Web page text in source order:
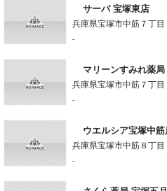
サーバ 宝塚東店
兵庫県宝塚市中筋７丁目
-
マリーンすみれ薬局
兵庫県宝塚市中筋７丁目
-
ウエルシア宝塚中筋
兵庫県宝塚市中筋８丁目
-